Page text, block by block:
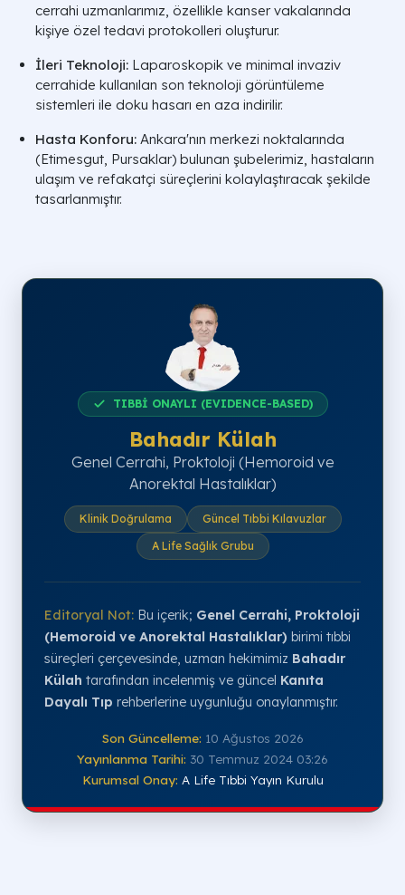
cerrahi uzmanlarımız, özellikle kanser vakalarında
kişiye özel tedavi protokolleri oluşturur.
İleri Teknoloji: Laparoskopik ve minimal invaziv
cerrahide kullanılan son teknoloji görüntüleme
sistemleri ile doku hasarı en aza indirilir.
Hasta Konforu: Ankara'nın merkezi noktalarında
(Etimesgut, Pursaklar) bulunan şubelerimiz, hastaların
ulaşım ve refakatçi süreçlerini kolaylaştıracak şekilde
tasarlanmıştır.
TIBBİ ONAYLI (EVIDENCE-BASED)
Bahadır Külah
Genel Cerrahi, Proktoloji (Hemoroid ve
Anorektal Hastalıklar)
Klinik Doğrulama
Güncel Tıbbi Kılavuzlar
A Life Sağlık Grubu
Editoryal Not: Bu içerik; Genel Cerrahi, Proktoloji
(Hemoroid ve Anorektal Hastalıklar) birimi tıbbi
süreçleri çerçevesinde, uzman hekimimiz Bahadır
Külah tarafından incelenmiş ve güncel Kanıta
Dayalı Tıp rehberlerine uygunluğu onaylanmıştır.
Son Güncelleme: 10 Ağustos 2026
Yayınlanma Tarihi: 30 Temmuz 2024 03:26
Kurumsal Onay: A Life Tıbbi Yayın Kurulu